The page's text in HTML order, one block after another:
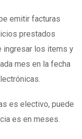
emitir facturas
prestados
ingresar los items y
mes en la fecha
es electivo, puede
es en meses.